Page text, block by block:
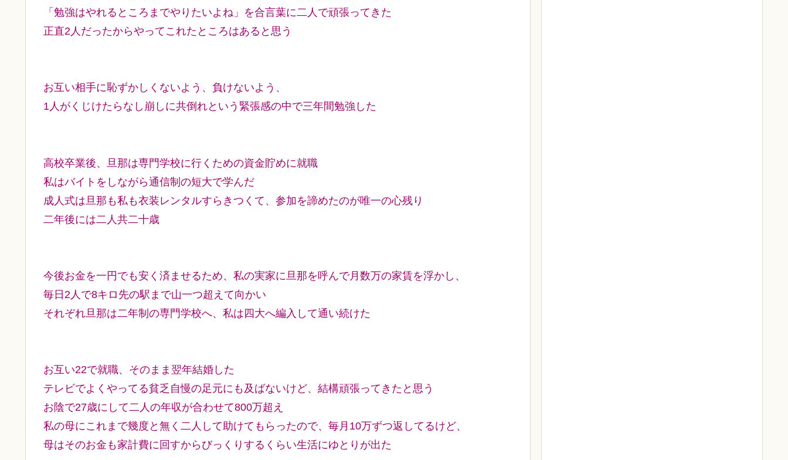
「勉強はやれるところまでやりたいよね」を合言葉に二人で頑張ってきた
正直2人だったからやってこれたところはあると思う
お互い相手に恥ずかしくないよう、負けないよう、
1人がくじけたらなし崩しに共倒れという緊張感の中で三年間勉強した
高校卒業後、旦那は専門学校に行くための資金貯めに就職
私はバイトをしながら通信制の短大で学んだ
成人式は旦那も私も衣装レンタルすらきつくて、参加を諦めたのが唯一の心残り
二年後には二人共二十歳
今後お金を一円でも安く済ませるため、私の実家に旦那を呼んで月数万の家賃を浮かし、
毎日2人で8キロ先の駅まで山一つ超えて向かい
それぞれ旦那は二年制の専門学校へ、私は四大へ編入して通い続けた
お互い22で就職、そのまま翌年結婚した
テレビでよくやってる貧乏自慢の足元にも及ばないけど、結構頑張ってきたと思う
お陰で27歳にして二人の年収が合わせて800万超え
私の母にこれまで幾度と無く二人して助けてもらったので、毎月10万ずつ返してるけど、
母はそのお金も家計費に回すからびっくりするくらい生活にゆとりが出た